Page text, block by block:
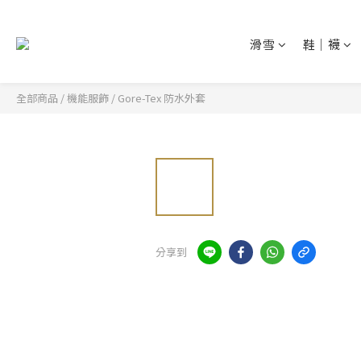
滑雪 鞋│襪
全部商品 /機能服飾 / Gore-Tex 防水外套
分享到